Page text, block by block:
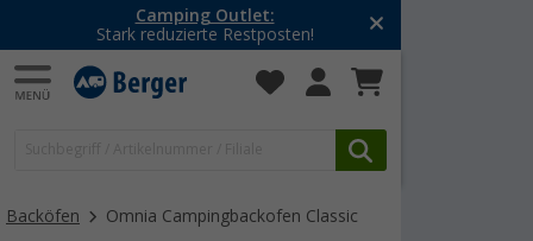
Camping Outlet:
Stark reduzierte Restposten!
Backöfen Omnia Campingbackofen Classic